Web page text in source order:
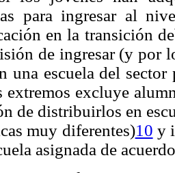
para ingresar al
en la transición
de ingresar (y por
una escuela del
extremos excluye
de distribuirlos en
muy diferentes)10 y
asignada de